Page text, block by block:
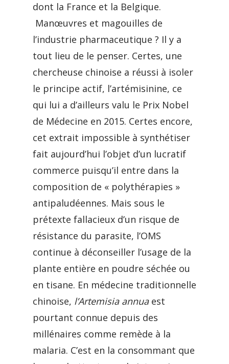
dont la France et la Belgique.
Manœuvres et magouilles de
l’industrie pharmaceutique ? Il y a
tout lieu de le penser. Certes, une
chercheuse chinoise a réussi à isoler
le principe actif, l’artémisinine, ce
qui lui a d’ailleurs valu le Prix Nobel
de Médecine en 2015. Certes encore,
cet extrait impossible à synthétiser
fait aujourd’hui l’objet d’un lucratif
commerce puisqu’il entre dans la
composition de « polythérapies »
antipaludéennes. Mais sous le
prétexte fallacieux d’un risque de
résistance du parasite, l’OMS
continue à déconseiller l’usage de la
plante entière en poudre séchée ou
en tisane. En médecine traditionnelle
chinoise, l’Artemisia annuaest
pourtant connue depuis des
millénaires comme remède à la
malaria. C’est en la consommant que